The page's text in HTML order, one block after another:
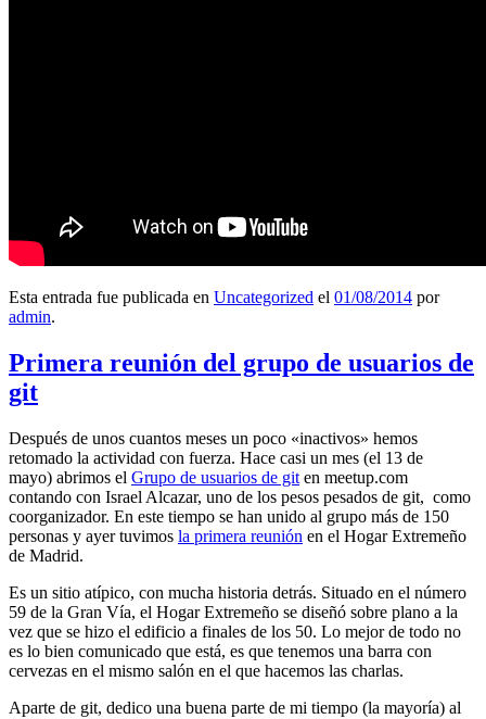
Esta entrada fue publicada en Uncategorized el 01/08/2014 por
admin.
Primera reunión del grupo de usuarios de
git
Después de unos cuantos meses un poco «inactivos» hemos
retomado la actividad con fuerza. Hace casi un mes (el 13 de
mayo) abrimos el Grupo de usuarios de git en meetup.com
contando con Israel Alcazar, uno de los pesos pesados de git, como
coorganizador. En este tiempo se han unido al grupo más de 150
personas y ayer tuvimos la primera reunión en el Hogar Extremeño
de Madrid.
Es un sitio atípico, con mucha historia detrás. Situado en el número
59 de la Gran Vía, el Hogar Extremeño se diseñó sobre plano a la
vez que se hizo el edificio a finales de los 50. Lo mejor de todo no
es lo bien comunicado que está, es que tenemos una barra con
cervezas en el mismo salón en el que hacemos las charlas.
Aparte de git, dedico una buena parte de mi tiempo (la mayoría) al